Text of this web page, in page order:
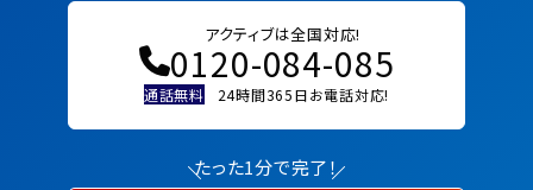
アクティブは全国対応!
0120-084-085
通話無料 24時間365日お電話対応!
たった1分で完了！